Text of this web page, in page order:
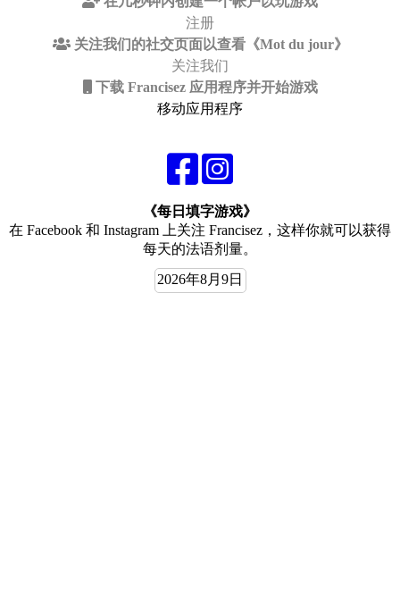
注册
关注我们的社交页面以查看《Mot du jour》
关注我们
下载 Francisez 应用程序并开始游戏
移动应用程序
《每日填字游戏》
在 Facebook 和 Instagram 上关注 Francisez，这样你就可以获得
每天的法语剂量。
2026年8月9日